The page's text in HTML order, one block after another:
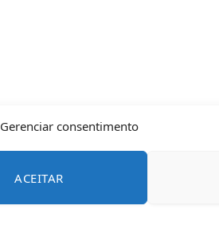
Gerenciar consentimento
ACEITAR
SOBRE NÓS